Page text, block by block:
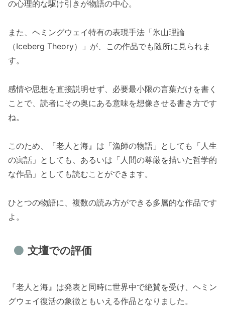
の心理的な駆け引きが物語の中心。
また、ヘミングウェイ特有の表現手法「氷山理論
（Iceberg Theory）」が、この作品でも随所に見られま
す。
感情や思想を直接説明せず、必要最小限の言葉だけを書く
ことで、読者にその奥にある意味を想像させる書き方です
ね。
このため、『老人と海』は「漁師の物語」としても「人生
の寓話」としても、あるいは「人間の尊厳を描いた哲学的
な作品」としても読むことができます。
ひとつの物語に、複数の読み方ができる多層的な作品です
よ。
文壇での評価
『老人と海』は発表と同時に世界中で絶賛を受け、ヘミン
グウェイ復活の象徴ともいえる作品となりました。